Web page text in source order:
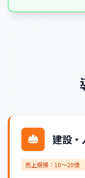
建設・
売上規模：10〜20億